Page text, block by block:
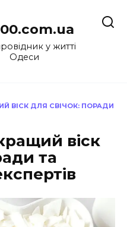
у житті
Одеси
ВІСК ДЛЯ СВІЧОК: ПОРАДИ
віск
та